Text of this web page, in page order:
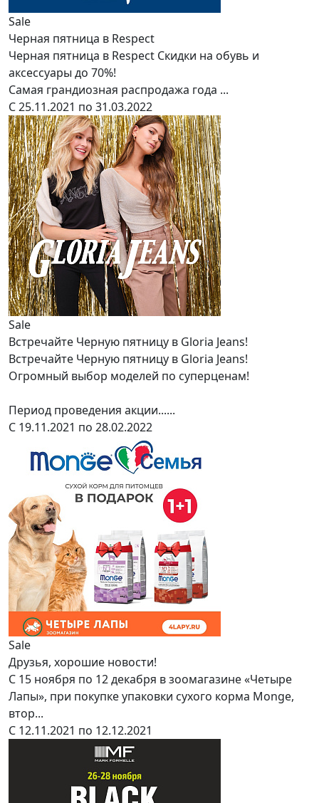
Sale
Черная пятница в Respect
Черная пятница в Respect Скидки на обувь и
аксессуары до 70%!
Самая грандиозная распродажа года ...
С 25.11.2021 по 31.03.2022
Sale
Встречайте Черную пятницу в Gloria Jeans!
Встречайте Черную пятницу в Gloria Jeans!
Огромный выбор моделей по суперценам!
Период проведения акции......
С 19.11.2021 по 28.02.2022
Sale
Друзья, хорошие новости!
С 15 ноября по 12 декабря в зоомагазине «Четыре
Лапы», при покупке упаковки сухого корма Monge,
втор...
С 12.11.2021 по 12.12.2021